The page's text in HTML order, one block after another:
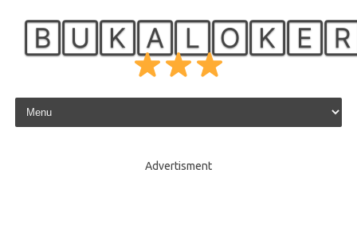
Skip to content
Advertisment